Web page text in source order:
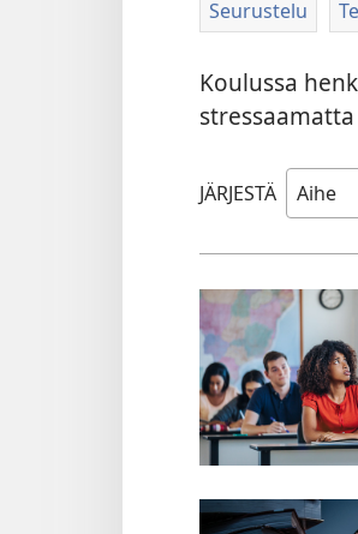
Seurustelu
Koulussa
JÄRJESTÄ